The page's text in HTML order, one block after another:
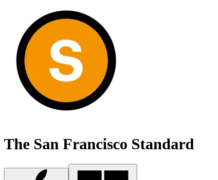
The San Francisco Standard